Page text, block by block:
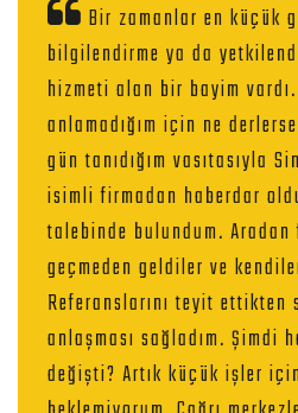
Bir zamanlar en küçük
bilgilendirme ya da
hizmeti alan bir bayim
anlamadığım için ne
gün tanıdığım vasıtasıyla
isimli firmadan haberdar
talebinde bulundum. Aradan
geçmeden geldiler ve
Referanslarını teyit ettikten
anlaşması sağladım. Şimdi
değişti? Artık küçük işler